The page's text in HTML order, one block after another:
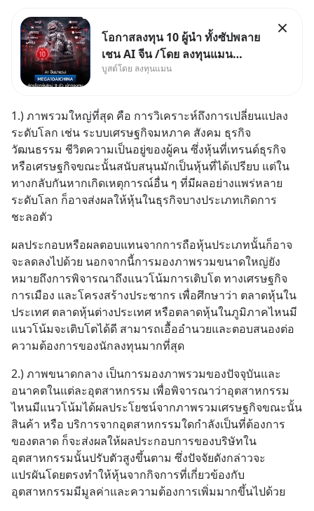
โอกาสลงทุน 10 ผู้นำ ทั้งซัปพลาย
เชน AI จีน /โดย ลงทุนแมน
✅ลงทุนตรง คัด 10 ผู้นำเน้น ๆ ใน
เข้ากองทุน ✅ร่วมเป็นเจ้าของ
ผู้นำ AI จีน ตั้งแต่โรงงานผลิตชิป
หน่วยความจำ โมเดล
บูสต์โดย ลงทุนแมน
1.) ภาพรวมใหญ่ที่สุด คือ การวิเคราะห์ถึงการเปลี่ยนแปลง
ระดับโลก เช่น ระบบเศรษฐกิจมหภาค สังคม ธุรกิจ
วัฒนธรรม ชีวิตความเป็นอยู่ของผู้คน ซึ่งหุ้นที่เทรนด์ธุรกิจ
หรือเศรษฐกิจขณะนั้นสนับสนุนมักเป็นหุ้นที่ได้เปรียบ แต่ใน
ทางกลับกันหากเกิดเหตุการณ์อื่น ๆ ที่มีผลอย่างแพร่หลาย
ระดับโลก ก็อาจส่งผลให้หุ้นในธุรกิจบางประเภทเกิดการ
ชะลอตัว
ผลประกอบหรือผลตอบแทนจากการถือหุ้นประเภทนั้นก็อาจ
จะลดลงไปด้วย นอกจากนี้การมองภาพรวมขนาดใหญ่ยัง
หมายถึงการพิจารณาถึงแนวโน้มการเติบโต ทางเศรษฐกิจ
การเมือง และโครงสร้างประชากร เพื่อศึกษาว่า ตลาดหุ้นใน
ประเทศ ตลาดหุ้นต่างประเทศ หรือตลาดหุ้นในภูมิภาคไหนมี
แนวโน้มจะเติบโตได้ดี สามารถเอื้ออำนวยและตอบสนองต่อ
ความต้องการของนักลงทุนมากที่สุด
2.) ภาพขนาดกลาง เป็นการมองภาพรวมของปัจจุบันและ
อนาคตในแต่ละอุตสาหกรรม เพื่อพิจารณาว่าอุตสาหกรรม
ไหนมีแนวโน้มได้ผลประโยชน์จากภาพรวมเศรษฐกิจขณะนั้น
สินค้า หรือ บริการจากอุตสาหกรรมใดกำลังเป็นที่ต้องการ
ของตลาด ก็จะส่งผลให้ผลประกอบการของบริษัทใน
อุตสาหกรรมนั้นปรับตัวสูงขึ้นตาม ซึ่งปัจจัยดังกล่าวจะ
แปรผันโดยตรงทำให้หุ้นจากกิจการที่เกี่ยวข้องกับ
อุตสาหกรรมมีมูลค่าและความต้องการเพิ่มมากขึ้นไปด้วย